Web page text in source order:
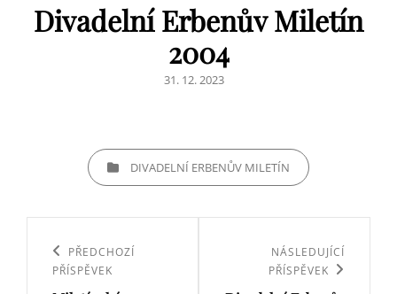
Divadelní Erbenův Miletín
2004
POSTED
31. 12. 2023
CATEGORIESDIVADELNÍ ERBENŮV MILETÍN
pro
příspěvek
Previous
PŘEDCHOZÍ
PŘÍSPĚVEK
NÁSLEDUJÍCÍ
PŘÍSPĚVEK